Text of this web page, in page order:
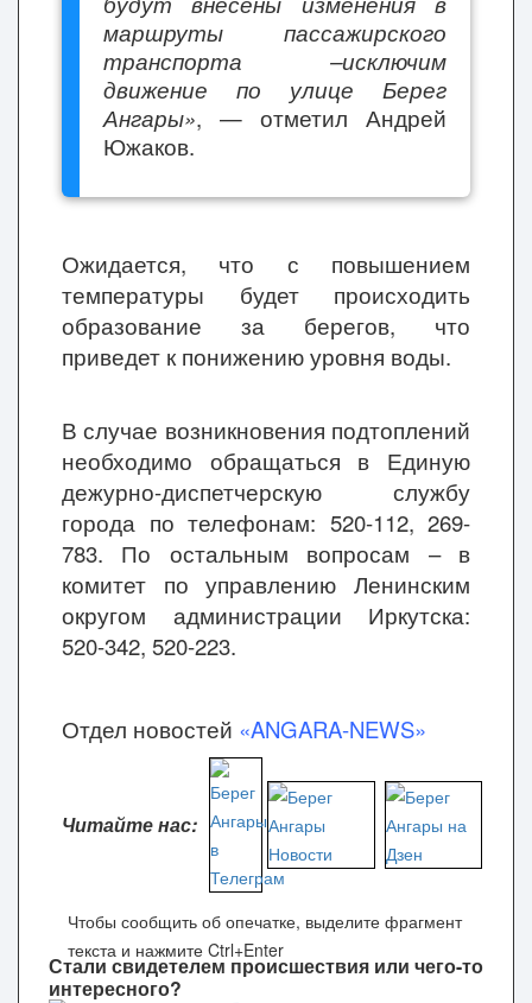
маршруты пассажирского
транспорта –исключим
движение по улице Берег
Ангары», — отметил Андрей
Южаков.
Ожидается, что с повышением
температуры будет происходить
образование за берегов, что
приведет к понижению уровня воды.
В случае возникновения подтоплений
необходимо обращаться в Единую
дежурно-диспетчерскую службу
города по телефонам: 520-112, 269-
783. По остальным вопросам – в
комитет по управлению Ленинским
округом администрации Иркутска:
520-342, 520-223.
Отдел новостей «ANGARA-NEWS»
Читайте нас:
Стали свидетелем происшествия или чего-то
интересного?
Чтобы сообщить об опечатке, выделите фрагмент
текста и нажмите Ctrl+Enter